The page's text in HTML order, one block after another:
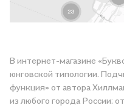
В интернет-магазине
юнговской типологии.
функция» от автора
из любого города России: